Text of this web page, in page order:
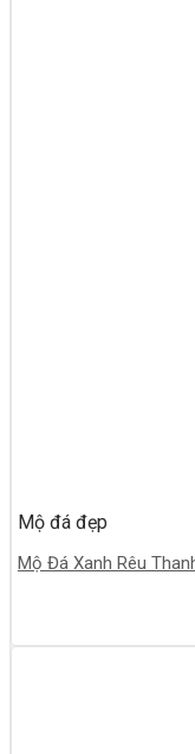
Mộ đá đẹp
Mộ Đá Xanh Rêu